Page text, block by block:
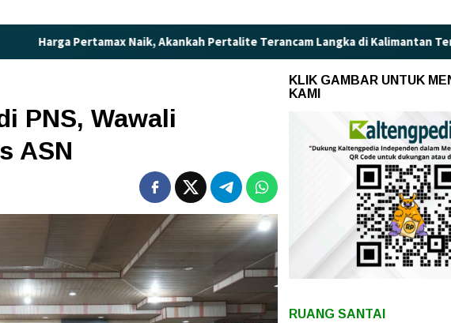
Naik, Akankah Pertalite Terancam Langka di Kalimantan Tengah?
PNS, Wawali
ASN
KLIK GAMBAR UNTUK
KAMI
RUANG SANTAI